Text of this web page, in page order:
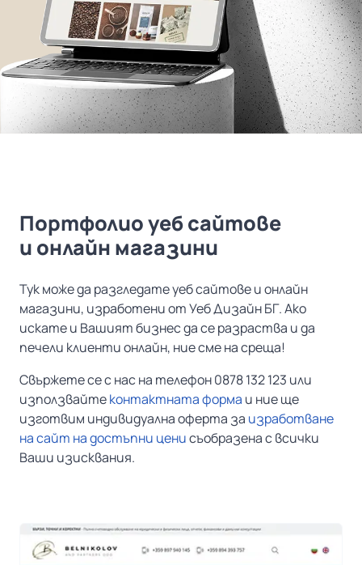
Портфолио уеб сайтове
и онлайн магазини
Тук може да разгледате уеб сайтове и онлайн
магазини, изработени от Уеб Дизайн БГ. Ако
искате и Вашият бизнес да се разраства и да
печели клиенти онлайн, ние сме на среща!
Свържете се с нас на телефон 0878 132 123 или
използвайтеконтактната форма и ние ще
изготвим индивидуална оферта за изработване
на сайт на достъпни ценисъобразена с всички
Ваши изисквания.